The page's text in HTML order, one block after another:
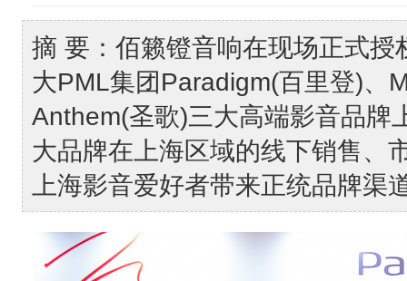
摘 要：佰籁镫音响在现场正式
大PML集团Paradigm(百里登)、
Anthem(圣歌)三大高端影音品牌
大品牌在上海区域的线下销售、
上海影音爱好者带来正统品牌